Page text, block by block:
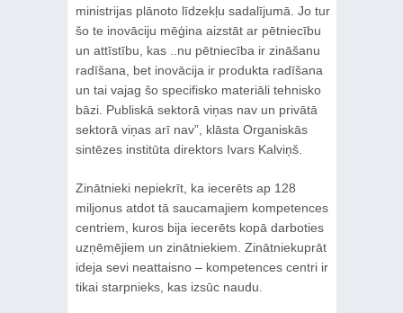
ministrijas plānoto līdzekļu sadalījumā. Jo tur
šo te inovāciju mēģina aizstāt ar pētniecību
un attīstību, kas ..nu pētniecība ir zināšanu
radīšana, bet inovācija ir produkta radīšana
un tai vajag šo specifisko materiāli tehnisko
bāzi. Publiskā sektorā viņas nav un privātā
sektorā viņas arī nav”, klāsta Organiskās
sintēzes institūta direktors Ivars Kalviņš.
Zinātnieki nepiekrīt, ka iecerēts ap 128
miljonus atdot tā saucamajiem kompetences
centriem, kuros bija iecerēts kopā darboties
uzņēmējiem un zinātniekiem. Zinātniekuprāt
ideja sevi neattaisno – kompetences centri ir
tikai starpnieks, kas izsūc naudu.